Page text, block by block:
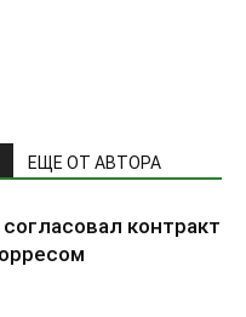
ЕЩЕ ОТ АВТОРА
контракт